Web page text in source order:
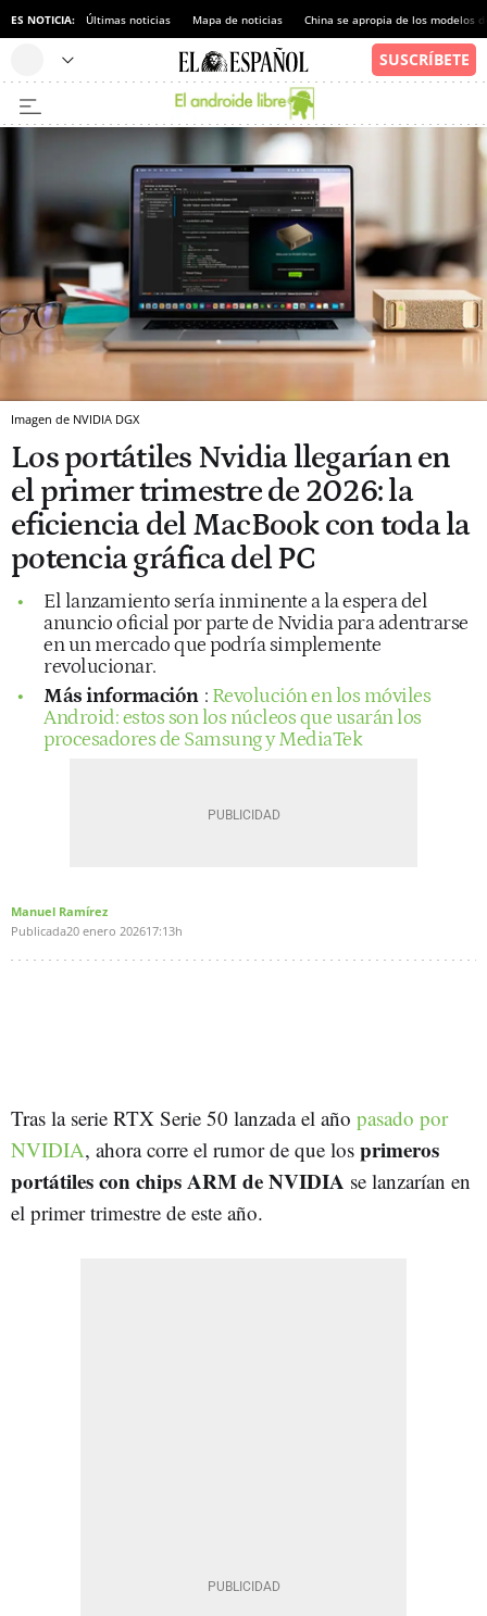
ES NOTICIA: Últimas noticias Mapa de noticias China se apropia de los modelos
Imagen de NVIDIA DGX
Los portátiles Nvidia llegarían en
el primer trimestre de 2026: la
eficiencia del MacBook con toda la
potencia gráfica del PC
El lanzamiento sería inminente a la espera del
anuncio oficial por parte de Nvidia para adentrarse
en un mercado que podría simplemente
revolucionar.
Más información : Revolución en los móviles
Android: estos son los núcleos que usarán los
procesadores de Samsung y MediaTek
Manuel Ramírez
Publicada20 enero 202617:13h
Tras la serie RTX Serie 50 lanzada el año pasado por
NVIDIA, ahora corre el rumor de que los primeros
portátiles con chips ARM de NVIDIA se lanzarían en
el primer trimestre de este año.